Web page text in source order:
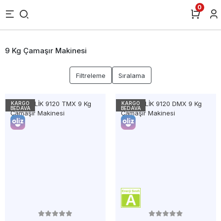
0
9 Kg Çamaşır Makinesi
Filtreleme Sıralama
KARGO
BEDAVA
KARGO
BEDAVA